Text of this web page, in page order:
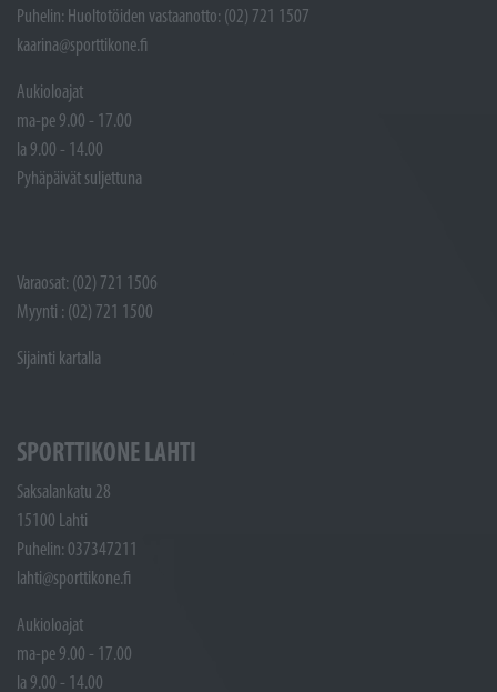
Puhelin: Huoltotöiden vastaanotto: (02) 721 1507
kaarina@sporttikone.fi
Aukioloajat
ma-pe 9.00 - 17.00
la 9.00 - 14.00
Pyhäpäivät suljettuna
Varaosat: (02) 721 1506
Myynti : (02) 721 1500
Sijainti kartalla
SPORTTIKONE LAHTI
Saksalankatu 28
15100 Lahti
Puhelin: 037347211
lahti@sporttikone.fi
Aukioloajat
ma-pe 9.00 - 17.00
la 9.00 - 14.00